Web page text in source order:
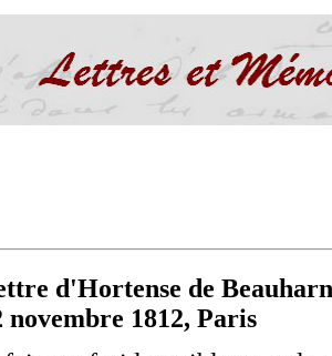
d'Hortense de
novembre 1812, Paris